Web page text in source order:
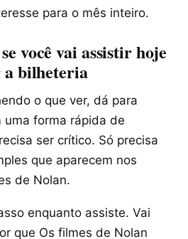
para o mês inteiro.
você vai assistir hoje
a bilheteria
o que ver, dá para
forma rápida de
ser crítico. Só precisa
que aparecem nos
de Nolan.
enquanto assiste. Vai
que Os filmes de Nolan